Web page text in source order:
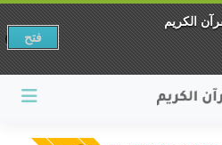
الكريم
فتح